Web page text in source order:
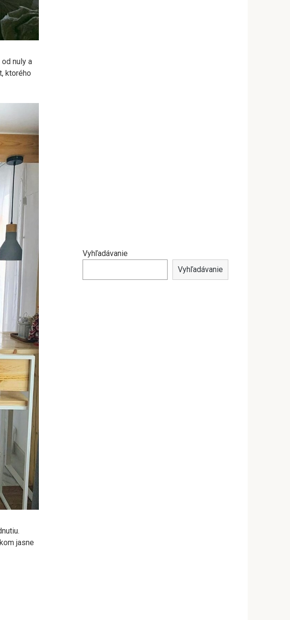
nuly a
ktorého
jasne
Vyhľadávanie
Vyhľadávanie